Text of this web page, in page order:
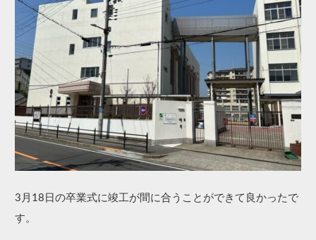
3月18日の卒業式に竣工が間に合うことができて良かったで
す。